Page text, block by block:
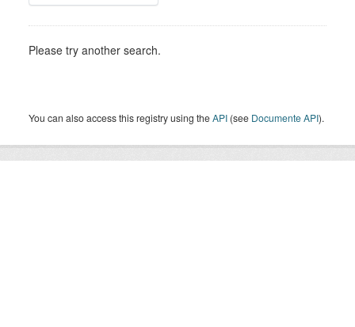
Please try another search.
You can also access this registry using theAPI (see Documente API).